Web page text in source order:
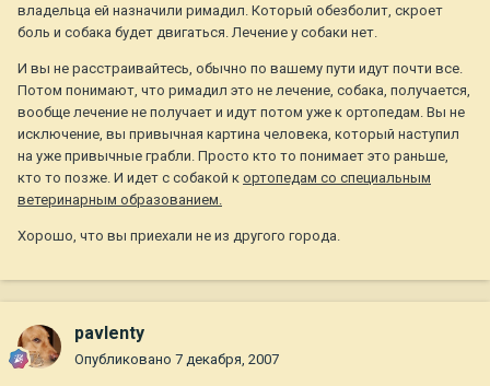
владельца ей назначили римадил. Который обезболит, скроет
боль и собака будет двигаться. Лечение у собаки нет.
И вы не расстраивайтесь, обычно по вашему пути идут почти все.
Потом понимают, что римадил это не лечение, собака, получается,
вообще лечение не получает и идут потом уже к ортопедам. Вы не
исключение, вы привычная картина человека, который наступил
на уже привычные грабли. Просто кто то понимает это раньше,
кто то позже. И идет с собакой к ортопедам со специальным
ветеринарным образованием.
Хорошо, что вы приехали не из другого города.
pavlenty
Опубликовано 7 декабря, 2007